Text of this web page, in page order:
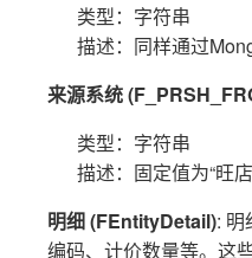
类型：字符串
描述：同样通过
来源系统
类型：字符串
描述：固定值为“旺
明细 (FEntityDetail): 明
编码、计价数量等。这